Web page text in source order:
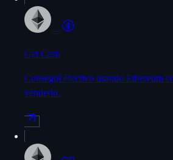
→
Get Cash
Conseguí efectivo usando Ethereum
venderlo.